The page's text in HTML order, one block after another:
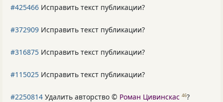
#425466 Исправить текст публикации?
#372909 Исправить текст публикации?
#316875 Исправить текст публикации?
#115025 Исправить текст публикации?
#2250814 Удалить авторство © Роман Цивинскас 46?